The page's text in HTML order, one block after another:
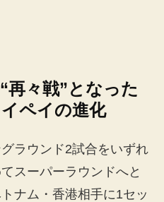
再々戦”となった
ペイの進化
ラウンド2試合をいずれ
スーパーラウンドへと
ナム・香港相手に1セッ